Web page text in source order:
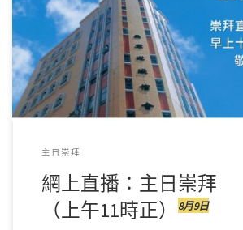
講員：吳炳榮傳道 講題：醫者傳道心、五
文：路加福音 24：13-35 主日崇拜已播 […]
主日崇拜
網上直播： 主日崇拜
（上午11時正）
8月9日